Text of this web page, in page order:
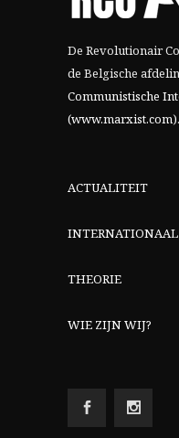
De Revolutionair
de Belgische
Communistische
(www.marxist.com).
ACTUALITEIT
INTERNATIONAAL
THEORIE
WIE ZIJN WIJ?